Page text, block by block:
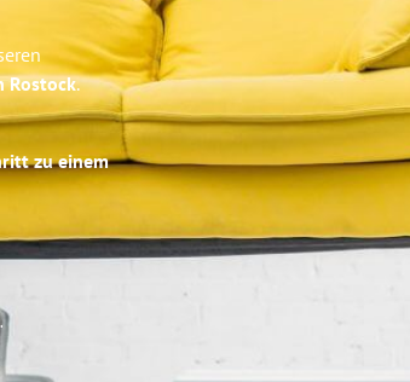
Rostock.
zu einem
.